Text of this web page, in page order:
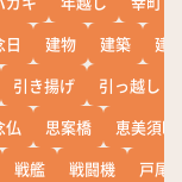
日 建物 建築
建
引き揚げ
引っ越し
仏 思案橋
恵美須町
戦艦 戦闘機
戸尾